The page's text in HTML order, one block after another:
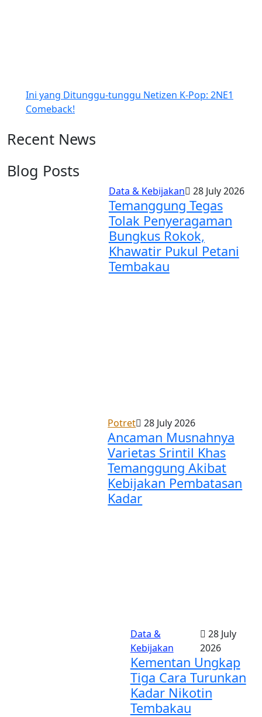
Ini yang Ditunggu-tunggu Netizen K-Pop: 2NE1
Comeback!
Recent News
Blog Posts
Data & Kebijakan 28 July 2026
Temanggung Tegas
Tolak Penyeragaman
Bungkus Rokok,
Khawatir Pukul Petani
Tembakau
Potret 28 July 2026
Ancaman Musnahnya
Varietas Srintil Khas
Temanggung Akibat
Kebijakan Pembatasan
Kadar
Data &
Kebijakan
28 July
2026
Kementan Ungkap
Tiga Cara Turunkan
Kadar Nikotin
Tembakau